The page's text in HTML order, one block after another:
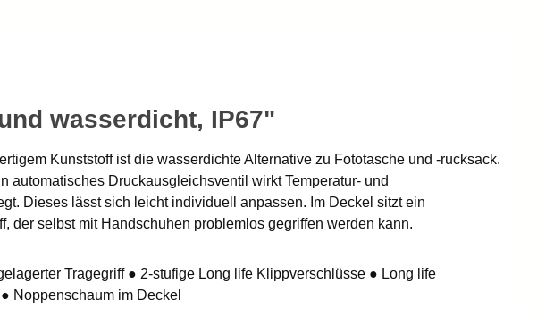
wasserdicht, IP67"
Kunststoff ist die wasserdichte Alternative zu Fototasche und -rucksack.
automatisches Druckausgleichsventil wirkt Temperatur- und
Dieses lässt sich leicht individuell anpassen. Im Deckel sitzt ein
der selbst mit Handschuhen problemlos gegriffen werden kann.
Tragegriff ● 2-stufige Long life Klippverschlüsse ● Long life
Noppenschaum im Deckel